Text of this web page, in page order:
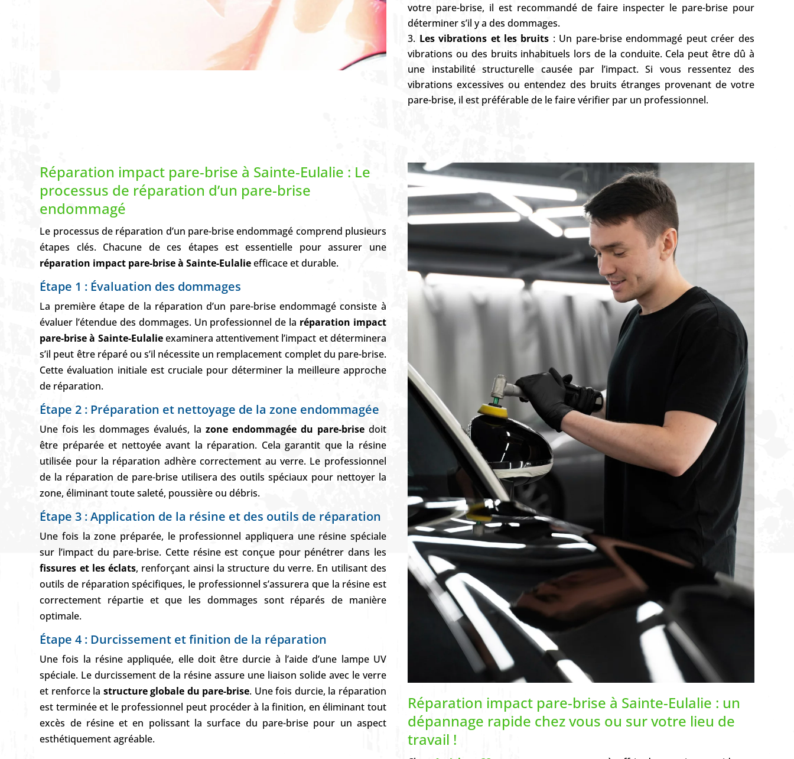
votre pare-brise, il est recommandé de faire inspecter le pare-brise pour
déterminer s’il y a des dommages.
Les vibrations et les bruits : Un pare-brise endommagé peut créer des
vibrations ou des bruits inhabituels lors de la conduite. Cela peut être dû à
une instabilité structurelle causée par l’impact. Si vous ressentez des
vibrations excessives ou entendez des bruits étranges provenant de votre
pare-brise, il est préférable de le faire vérifier par un professionnel.
Réparation impact pare-brise à Sainte-Eulalie : Le
processus de réparation d’un pare-brise
endommagé
Le processus de réparation d’un pare-brise endommagé comprend plusieurs
étapes clés. Chacune de ces étapes est essentielle pour assurer une
réparation impact pare-brise à Sainte-Eulalieefficace et durable.
Étape 1 : Évaluation des dommages
La première étape de la réparation d’un pare-brise endommagé consiste à
évaluer l’étendue des dommages. Un professionnel de la réparation impact
pare-brise à Sainte-Eulalieexaminera attentivement l’impact et déterminera
s’il peut être réparé ou s’il nécessite un remplacement complet du pare-brise.
Cette évaluation initiale est cruciale pour déterminer la meilleure approche
de réparation.
Étape 2 : Préparation et nettoyage de la zone endommagée
Une fois les dommages évalués, la zone endommagée du pare-brisedoit
être préparée et nettoyée avant la réparation. Cela garantit que la résine
utilisée pour la réparation adhère correctement au verre. Le professionnel
de la réparation de pare-brise utilisera des outils spéciaux pour nettoyer la
zone, éliminant toute saleté, poussière ou débris.
Étape 3 : Application de la résine et des outils de réparation
Une fois la zone préparée, le professionnel appliquera une résine spéciale
sur l’impact du pare-brise. Cette résine est conçue pour pénétrer dans les
fissures et les éclats, renforçant ainsi la structure du verre. En utilisant des
outils de réparation spécifiques, le professionnel s’assurera que la résine est
correctement répartie et que les dommages sont réparés de manière
optimale.
Étape 4 : Durcissement et finition de la réparation
Une fois la résine appliquée, elle doit être durcie à l’aide d’une lampe UV
spéciale. Le durcissement de la résine assure une liaison solide avec le verre
et renforce la structure globale du pare-brise. Une fois durcie, la réparation
est terminée et le professionnel peut procéder à la finition, en éliminant tout
excès de résine et en polissant la surface du pare-brise pour un aspect
esthétiquement agréable.
Réparation impact pare-brise à Sainte-Eulalie : un
dépannage rapide chez vous ou sur votre lieu de
travail !